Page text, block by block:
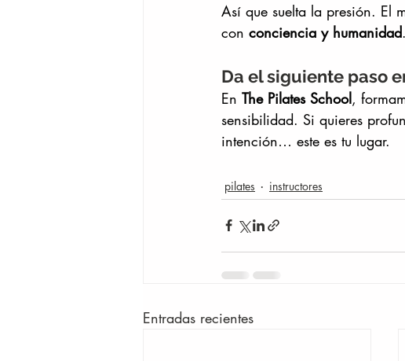
Así que suelta la presión. El
con conciencia y humanidad.
Da el siguiente paso
En The Pilates School,
sensibilidad. Si quieres
intención… este es tu lugar.
pilates instructores
Entradas recientes